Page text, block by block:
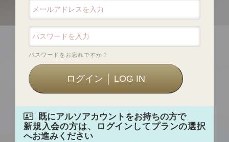
パスワードをお忘れですか？
既にアルソアカウントをお持ちの方で
新規入会の方は、ログインしてプランの選択
へお進みください